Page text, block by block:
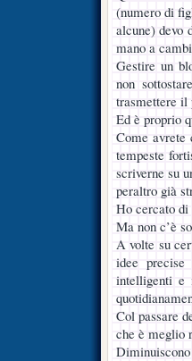
(numero di
alcune) devo
mano a
Gestire un
non
trasmettere il
Ed è proprio
Come avrete
tempeste
scriverne su
peraltro già
Ho cercato di
Ma non c’è
A volte su
idee
intelligenti e
Col passare
che è meglio